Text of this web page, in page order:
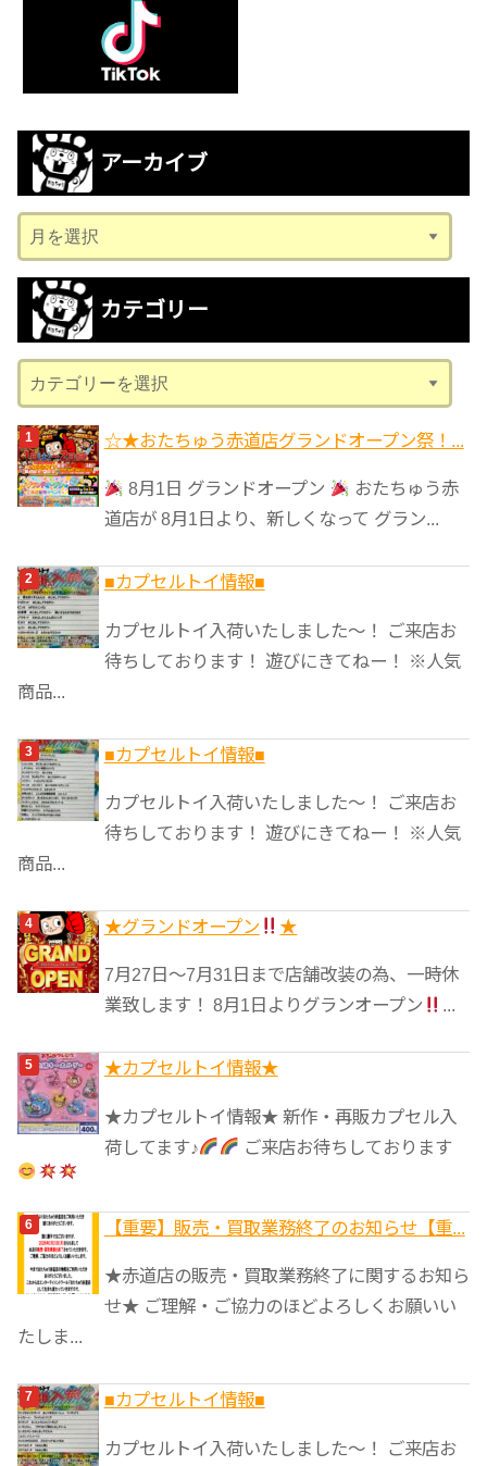
アーカイブ
ー
カ
ブ
カテゴリー
テ
ゴ
リ
ー
☆★おたちゅう赤道店グランドオープン祭！...
8月1日 グランドオープン
おたちゅう赤
道店が 8月1日より、新しくなって グラン...
■カプセルトイ情報■
カプセルトイ入荷いたしました〜！ ご来店お
待ちしております！ 遊びにきてねー！ ※人気
商品...
■カプセルトイ情報■
カプセルトイ入荷いたしました〜！ ご来店お
待ちしております！ 遊びにきてねー！ ※人気
商品...
★グランドオープン ★
7月27日〜7月31日まで店舗改装の為、一時休
業致します！ 8月1日よりグランオープン
...
★カプセルトイ情報★
★カプセルトイ情報★ 新作・再販カプセル入
荷してます♪
ご来店お待ちしております
【重要】販売・買取業務終了のお知らせ【重...
★赤道店の販売・買取業務終了に関するお知ら
せ★ ご理解・ご協力のほどよろしくお願いい
たしま...
■カプセルトイ情報■
カプセルトイ入荷いたしました〜！ ご来店お